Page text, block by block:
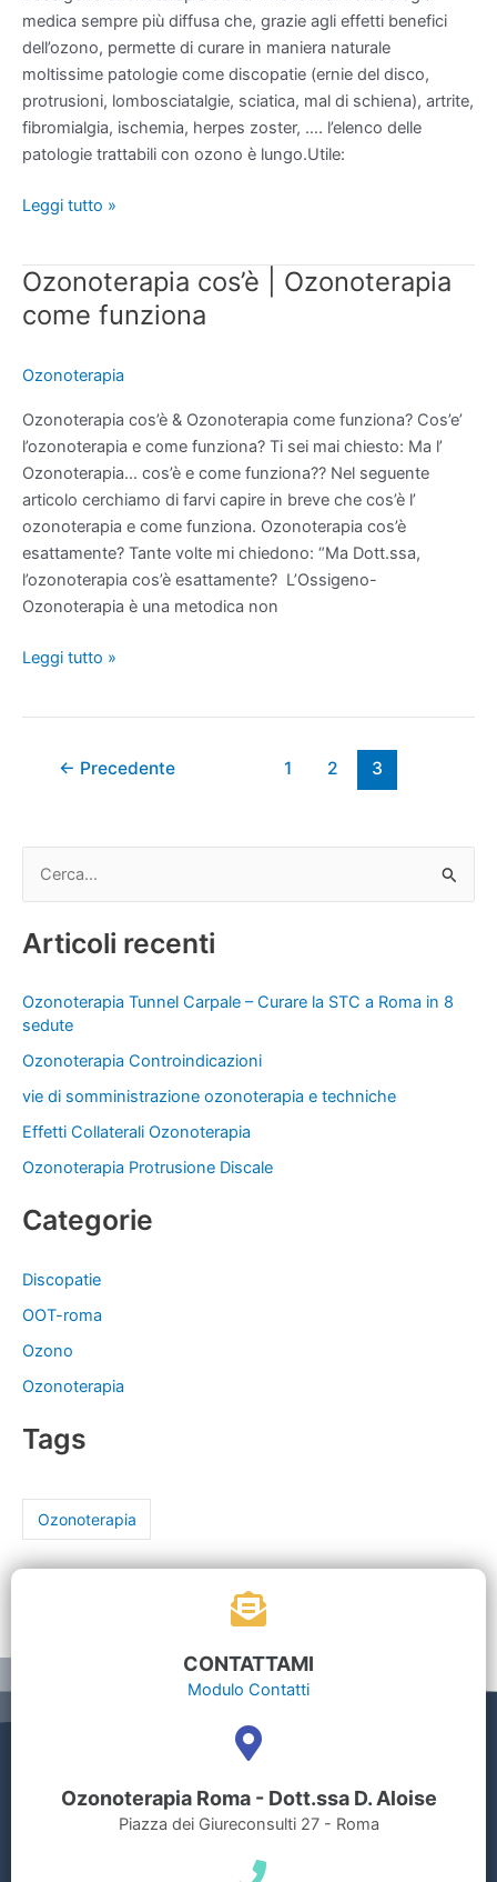
medica sempre più diffusa che, grazie agli effetti benefici
dell’ozono, permette di curare in maniera naturale
moltissime patologie come discopatie (ernie del disco,
protrusioni, lombosciatalgie, sciatica, mal di schiena), artrite,
fibromialgia, ischemia, herpes zoster, …. l’elenco delle
patologie trattabili con ozono è lungo.Utile:
Leggi tutto »
Ozonoterapia cos’è | Ozonoterapia
come funziona
Ozonoterapia
Ozonoterapia cos’è & Ozonoterapia come funziona? Cos’e’
l’ozonoterapia e come funziona? Ti sei mai chiesto: Ma l’
Ozonoterapia… cos’è e come funziona?? Nel seguente
articolo cerchiamo di farvi capire in breve che cos’è l’
ozonoterapia e come funziona. Ozonoterapia cos’è
esattamente? Tante volte mi chiedono: “Ma Dott.ssa,
l’ozonoterapia cos’è esattamente? L’Ossigeno-
Ozonoterapia è una metodica non
Ozonoterapia
come
funziona
Leggi tutto »
← Precedente 1 2 3
r
a
Articoli recenti
Ozonoterapia Tunnel Carpale – Curare la STC a Roma in 8
sedute
Ozonoterapia Controindicazioni
vie di somministrazione ozonoterapia e techniche
Effetti Collaterali Ozonoterapia
Ozonoterapia Protrusione Discale
Categorie
Discopatie
OOT-roma
Ozono
Ozonoterapia
Tags
Ozonoterapia
CONTATTAMI
Modulo Contatti
Ozonoterapia Roma - Dott.ssa D. Aloise
Piazza dei Giureconsulti 27 - Roma